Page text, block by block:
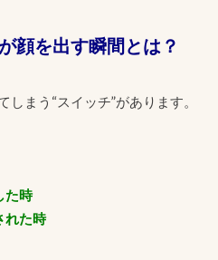
顔を出す瞬間とは？
まう“スイッチ”があります。
た時
れた時